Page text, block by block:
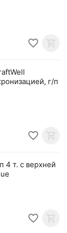
г/п
4 т. с верхней